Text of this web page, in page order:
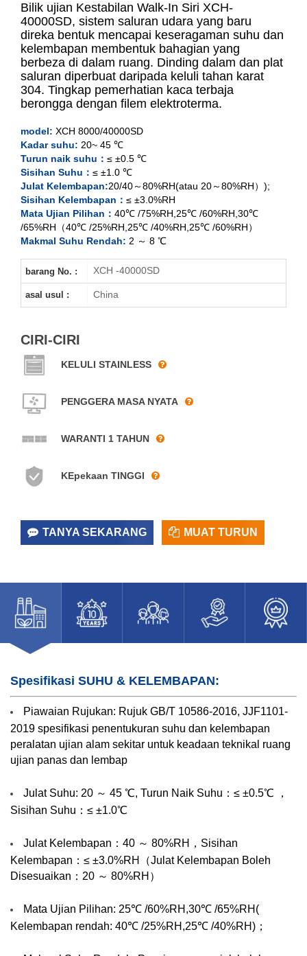
XCH-8000SD
XCH-15000SD
XCH-40000SD
Bilik ujian Kestabilan Walk-In Siri XCH-
40000SD, sistem saluran udara yang baru
direka bentuk mencapai keseragaman suhu dan
kelembapan membentuk bahagian yang
berbeza di dalam ruang. Dinding dalam dan plat
saluran diperbuat daripada keluli tahan karat
304. Tingkap pemerhatian kaca terbaja
berongga dengan filem elektroterma.
model: XCH 8000/40000SD
Kadar suhu: 20~ 45 ℃
Turun naik suhu： ≤ ±0.5 ℃
Sisihan Suhu： ≤ ±1.0 ℃
Julat Kelembapan:20/40～80%RH(atau 20～80%RH）);
Sisihan Kelembapan： ≤ ±3.0%RH
Mata Ujian Pilihan： 40℃ /75%RH,25℃ /60%RH,30℃
/65%RH （40℃ /25%RH,25℃ /40%RH,25℃ /60%RH）
Makmal Suhu Rendah: 2 ～ 8 ℃
barang No. : XCH -40000SD
asal usul : China
CIRI-CIRI
KELULI STAINLESS
PENGGERA MASA NYATA
WARANTI 1 TAHUN
KEpekaan TINGGI
TANYA SEKARANG MUAT TURUN
Spesifikasi SUHU & KELEMBAPAN:
Piawaian Rujukan: Rujuk GB/T 10586-2016, JJF1101-
2019 spesifikasi penentukuran suhu dan kelembapan
peralatan ujian alam sekitar untuk keadaan teknikal ruang
ujian panas dan lembap
Julat Suhu: 20 ～ 45 ℃, Turun Naik Suhu：≤ ±0.5℃ ，
Sisihan Suhu：≤ ±1.0℃
Julat Kelembapan：40 ～ 80%RH，Sisihan
Kelembapan：≤ ±3.0%RH（Julat Kelembapan Boleh
Disesuaikan：20 ～ 80%RH）
Mata Ujian Pilihan: 25℃ /60%RH,30℃ /65%RH(
Kelembapan rendah: 40℃ /25%RH,25℃ /40%RH)；